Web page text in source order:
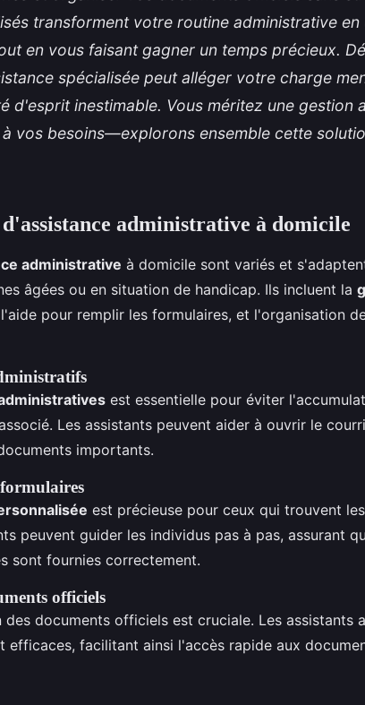
transforment votre routine administrative en
en vous faisant gagner un temps précieux.
spécialisée peut alléger votre charge
d'esprit inestimable. Vous méritez une gestion
vos besoins—explorons ensemble cette
d'assistance administrative à domicile
administrative à domicile sont variés et
âgées ou en situation de handicap. Ils incluent la
pour remplir les formulaires, et l'organisation
est essentielle pour éviter
Les assistants peuvent aider à ouvrir le
importants.
est précieuse pour ceux qui trouvent
peuvent guider les individus pas à pas, assurant
sont fournies correctement.
officiels
des documents officiels est cruciale. Les assistants
efficaces, facilitant ainsi l'accès rapide aux